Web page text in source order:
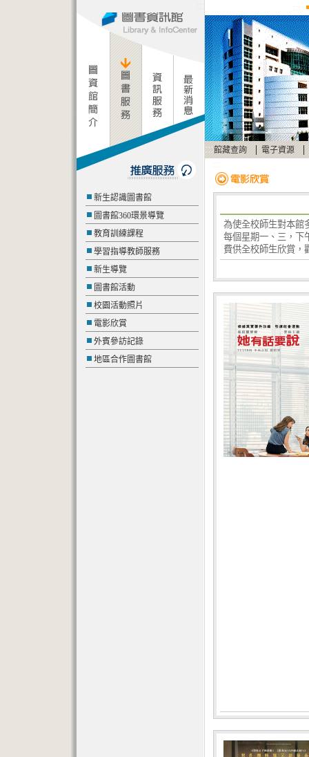
新生認識圖書館
圖書館360環景導覽
教育訓練課程
學習指導教師服務
新生導覽
圖書館活動
校園活動照片
電影欣賞
外賓參訪記錄
地區合作圖書館
:::館藏查詢 | 電子資源 |
為使全校師生對本館
每個星期一、三，下
費供全校師生欣賞，